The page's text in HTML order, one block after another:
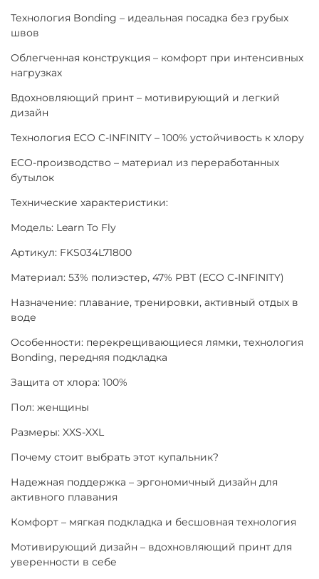
Технология Bonding – идеальная посадка без грубых
швов
Облегченная конструкция – комфорт при интенсивных
нагрузках
Вдохновляющий принт – мотивирующий и легкий
дизайн
Технология ECO C-INFINITY – 100% устойчивость к хлору
ECO-производство – материал из переработанных
бутылок
Технические характеристики:
Модель: Learn To Fly
Артикул: FKS034L71800
Материал: 53% полиэстер, 47% PBT (ECO C-INFINITY)
Назначение: плавание, тренировки, активный отдых в
воде
Особенности: перекрещивающиеся лямки, технология
Bonding, передняя подкладка
Защита от хлора: 100%
Пол: женщины
Размеры: XXS-XXL
Почему стоит выбрать этот купальник?
Надежная поддержка – эргономичный дизайн для
активного плавания
Комфорт – мягкая подкладка и бесшовная технология
Мотивирующий дизайн – вдохновляющий принт для
уверенности в себе